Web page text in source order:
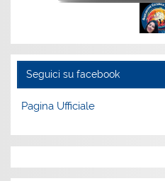
Seguici su facebook
Pagina Ufficiale